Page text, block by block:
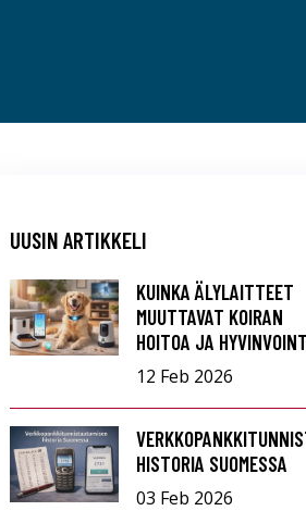
UUSIN ARTIKKELI
KUINKA ÄLYLAITTEET
MUUTTAVAT KOIRAN
HOITOA JA
12 Feb 2026
HISTORIA SUOMESSA
03 Feb 2026